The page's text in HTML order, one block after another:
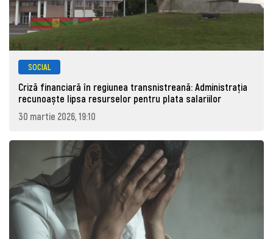
SOCIAL
Criză financiară în regiunea transnistreană: Administrația
recunoaște lipsa resurselor pentru plata salariilor
30 martie 2026, 19:10